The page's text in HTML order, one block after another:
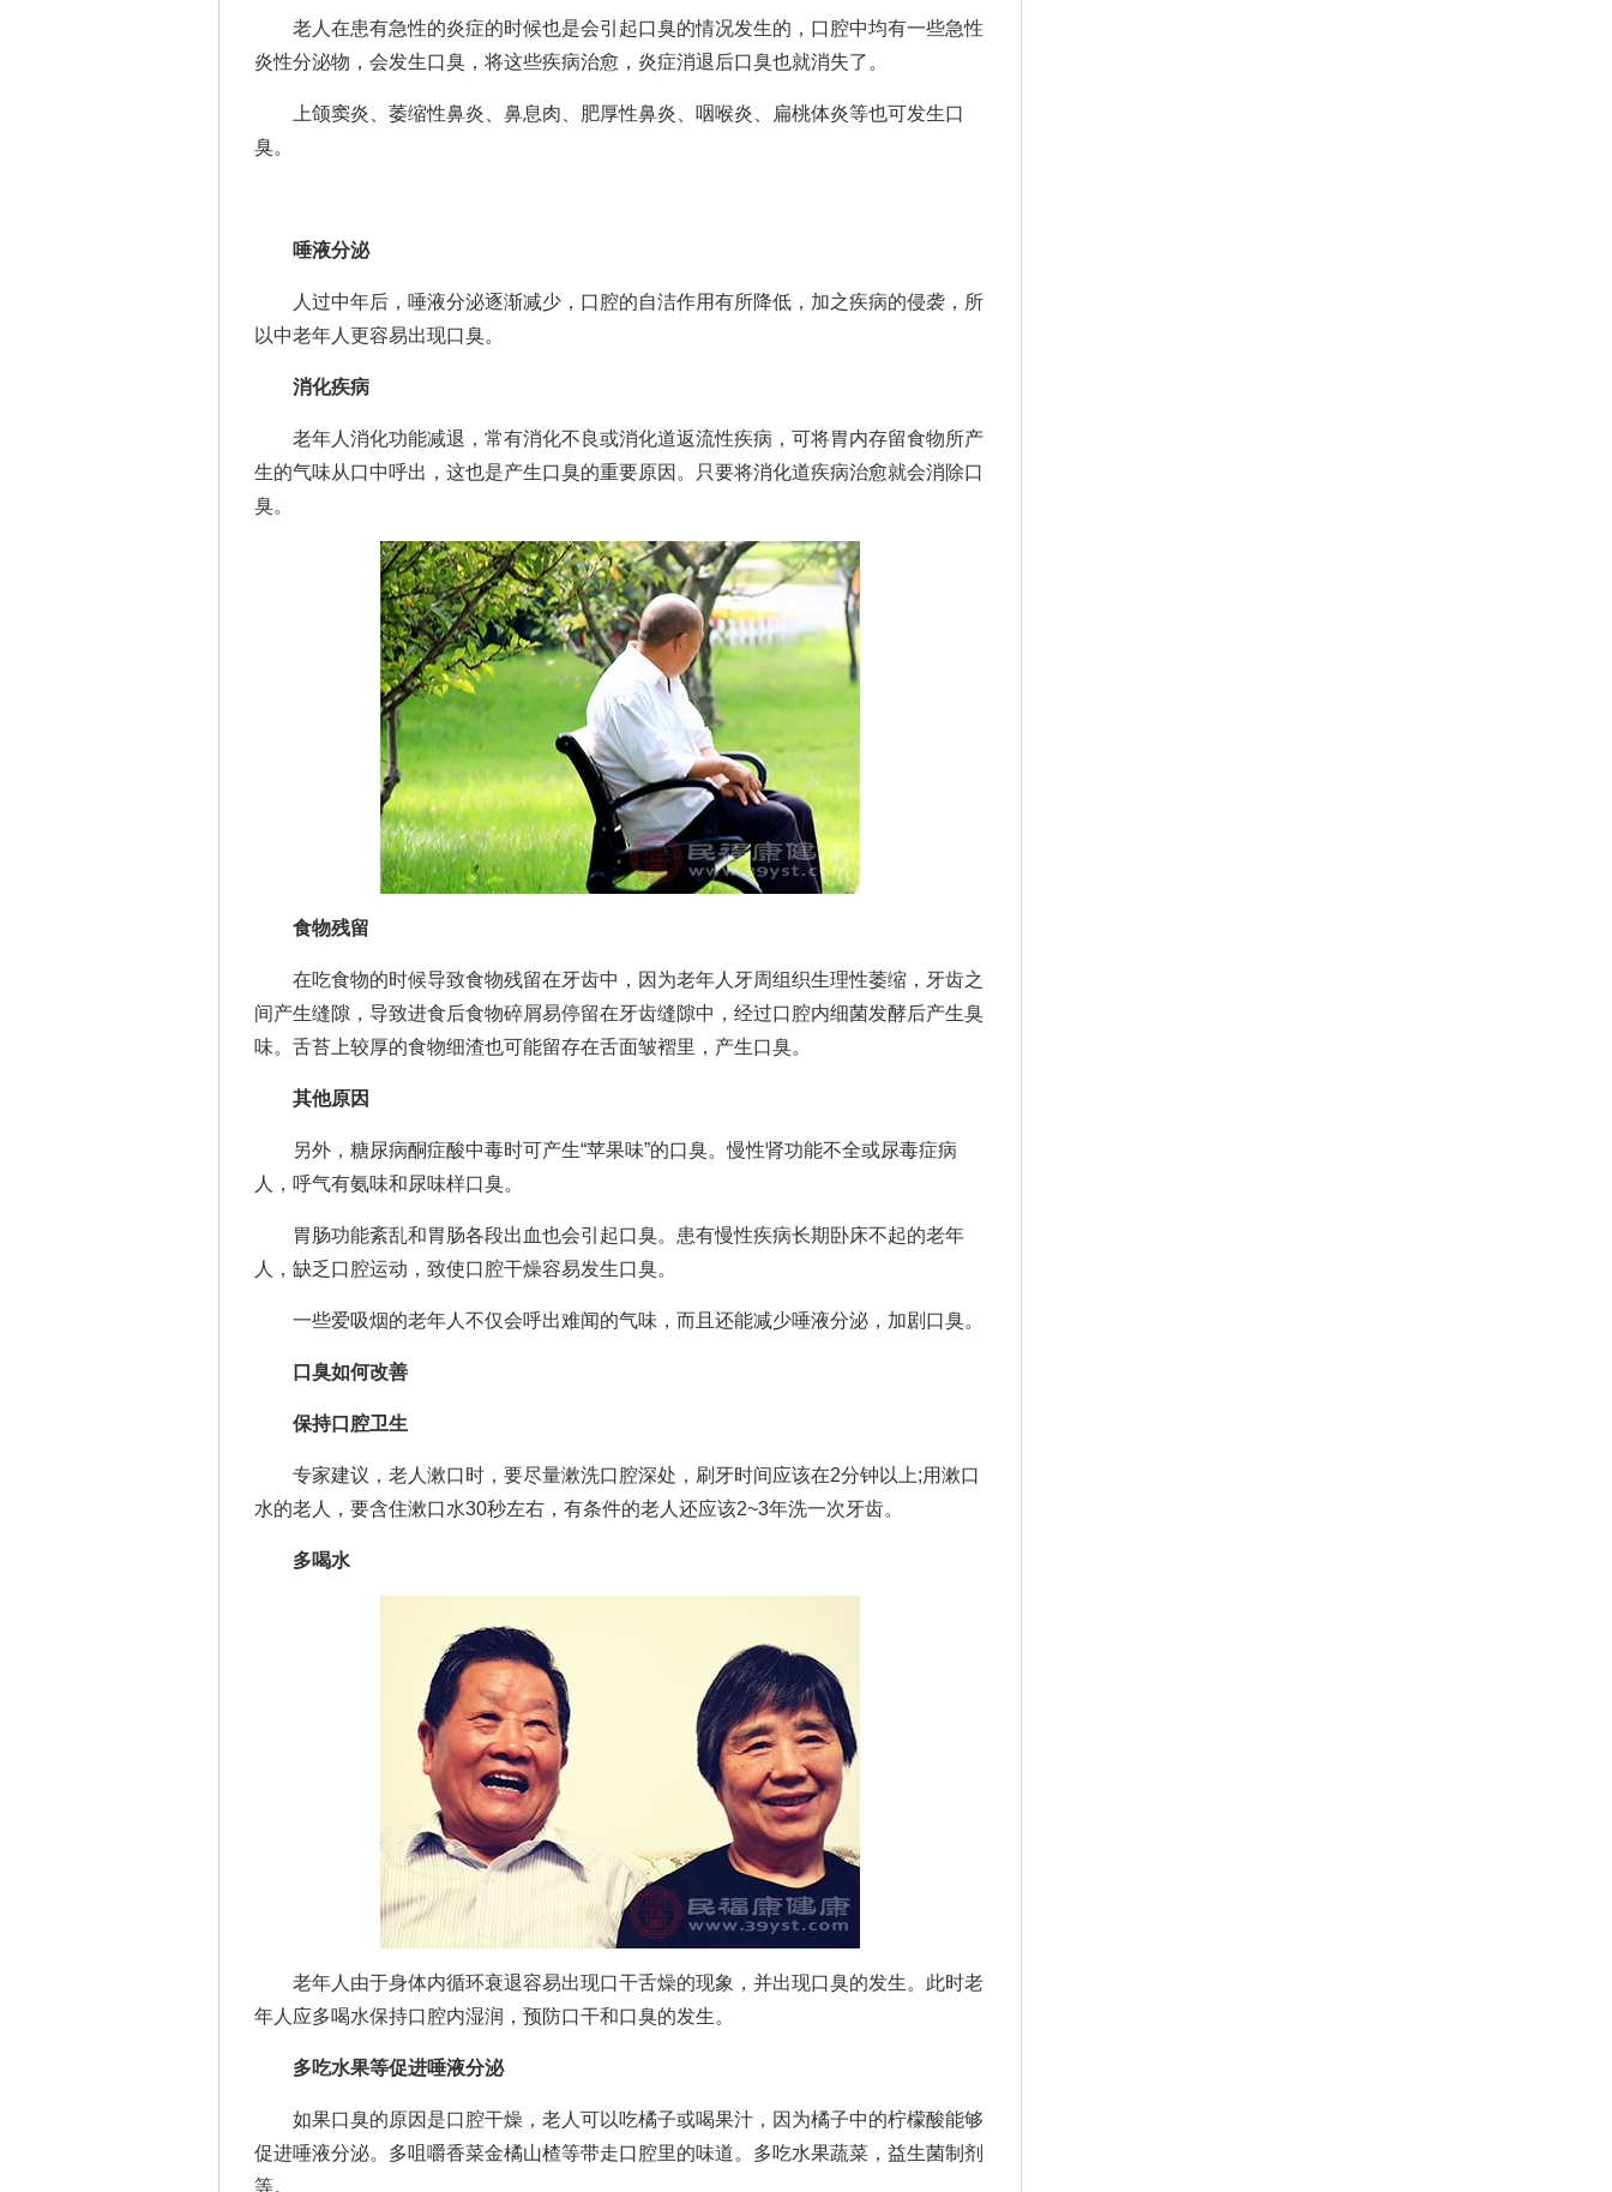
老人在患有急性的炎症的时候也是会引起口臭的情况发生的，口腔中均有一些急性
炎性分泌物，会发生口臭，将这些疾病治愈，炎症消退后口臭也就消失了。
上颌窦炎、萎缩性鼻炎、鼻息肉、肥厚性鼻炎、咽喉炎、扁桃体炎等也可发生口
臭。
唾液分泌
人过中年后，唾液分泌逐渐减少，口腔的自洁作用有所降低，加之疾病的侵袭，所
以中老年人更容易出现口臭。
消化疾病
老年人消化功能减退，常有消化不良或消化道返流性疾病，可将胃内存留食物所产
生的气味从口中呼出，这也是产生口臭的重要原因。只要将消化道疾病治愈就会消除口
臭。
食物残留
在吃食物的时候导致食物残留在牙齿中，因为老年人牙周组织生理性萎缩，牙齿之
间产生缝隙，导致进食后食物碎屑易停留在牙齿缝隙中，经过口腔内细菌发酵后产生臭
味。舌苔上较厚的食物细渣也可能留存在舌面皱褶里，产生口臭。
其他原因
另外，糖尿病酮症酸中毒时可产生“苹果味”的口臭。慢性肾功能不全或尿毒症病
人，呼气有氨味和尿味样口臭。
胃肠功能紊乱和胃肠各段出血也会引起口臭。患有慢性疾病长期卧床不起的老年
人，缺乏口腔运动，致使口腔干燥容易发生口臭。
一些爱吸烟的老年人不仅会呼出难闻的气味，而且还能减少唾液分泌，加剧口臭。
口臭如何改善
保持口腔卫生
专家建议，老人漱口时，要尽量漱洗口腔深处，刷牙时间应该在2分钟以上;用漱口
水的老人，要含住漱口水30秒左右，有条件的老人还应该2~3年洗一次牙齿。
多喝水
老年人由于身体内循环衰退容易出现口干舌燥的现象，并出现口臭的发生。此时老
年人应多喝水保持口腔内湿润，预防口干和口臭的发生。
多吃水果等促进唾液分泌
如果口臭的原因是口腔干燥，老人可以吃橘子或喝果汁，因为橘子中的柠檬酸能够
促进唾液分泌。多咀嚼香菜金橘山楂等带走口腔里的味道。多吃水果蔬菜，益生菌制剂
等。